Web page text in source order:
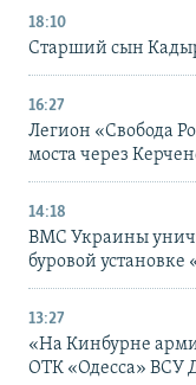
18:10
Старший сын
16:27
Легион «Свобода
моста через
14:18
ВМС Украины
буровой
13:27
«На Кинбурне
ОТК «Одесса» ВСУ